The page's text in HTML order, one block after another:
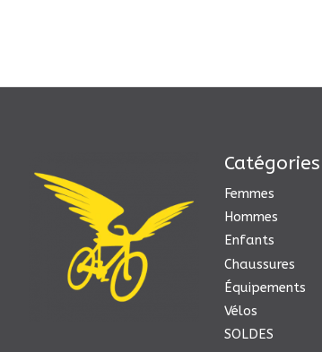
Catégories
Femmes
Hommes
Enfants
Chaussures
Équipements
Vélos
SOLDES